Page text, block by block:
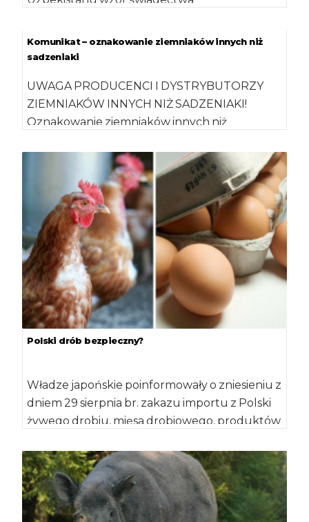
premiksów oraz pasz niezawierających
składników […]
Komunikat – oznakowanie ziemniaków innych niż
sadzeniaki
UWAGA PRODUCENCI I DYSTRYBUTORZY
ZIEMNIAKÓW INNYCH NIŻ SADZENIAKI!
Oznakowanie ziemniaków innych niż
rejestru przedsiębiorców: podmiotu, który je
Polski drób bezpieczny?
Władze japońskie poinformowały o zniesieniu z
dniem 29 sierpnia br. zakazu importu z Polski
żywego drobiu, mięsa drobiowego, produktów